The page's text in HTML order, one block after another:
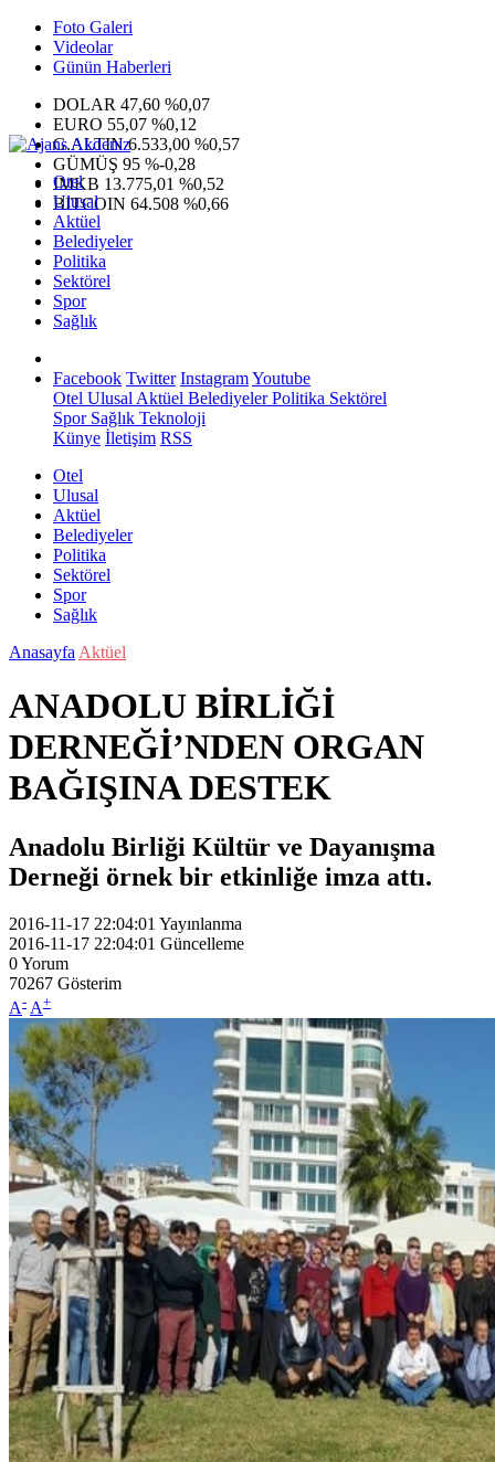
Foto Galeri
Videolar
Günün Haberleri
DOLAR 47,60 %0,07
EURO 55,07 %0,12
G.ALTIN6.533,00 %0,57
GÜMÜŞ 95 %-0,28
IMKB 13.775,01 %0,52
BITCOIN 64.508 %0,66
Otel
Ulusal
Aktüel
Belediyeler
Politika
Sektörel
Spor
Sağlık
Facebook Twitter InstagramYoutube
Otel Ulusal Aktüel BelediyelerPolitika Sektörel
SporSağlık Teknoloji
Künye İletişim RSS
Otel
Ulusal
Aktüel
Belediyeler
Politika
Sektörel
Spor
Sağlık
Anasayfa Aktüel
ANADOLU BİRLİĞİ
DERNEĞİ’NDEN ORGAN
BAĞIŞINA DESTEK
Anadolu Birliği Kültür ve Dayanışma
Derneği örnek bir etkinliğe imza attı.
2016-11-17 22:04:01 Yayınlanma
2016-11-17 22:04:01 Güncelleme
0Yorum
70267 Gösterim
A- A+